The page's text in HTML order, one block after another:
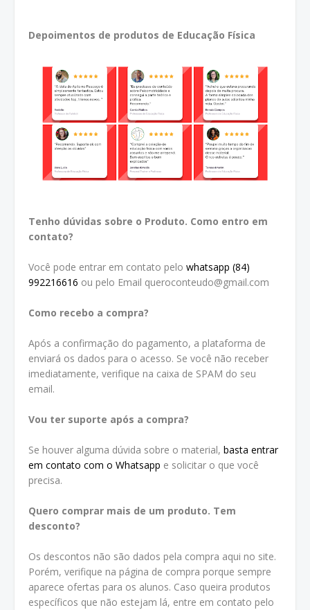
Depoimentos de produtos de Educação Física
Tenho dúvidas sobre o Produto. Como entro em
contato?
Você pode entrar em contato pelo whatsapp (84)
992216616 ou pelo Email queroconteudo@gmail.com
Como recebo a compra?
Após a confirmação do pagamento, a plataforma de
enviará os dados para o acesso. Se você não receber
imediatamente, verifique na caixa de SPAM do seu
email.
Vou ter suporte após a compra?
Se houver alguma dúvida sobre o material, basta entrar
em contato com o Whatsapp e solicitar o que você
precisa.
Quero comprar mais de um produto. Tem
desconto?
Os descontos não são dados pela compra aqui no site.
Porém, verifique na página de compra porque sempre
aparece ofertas para os alunos. Caso queira produtos
específicos que não estejam lá, entre em contato pelo